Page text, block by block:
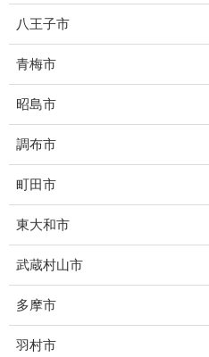
八王子市
青梅市
昭島市
調布市
町田市
東大和市
武蔵村山市
多摩市
羽村市